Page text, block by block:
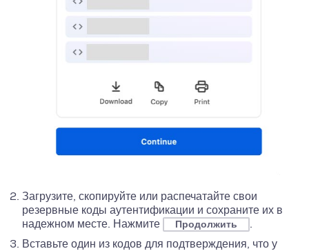
Загрузите, скопируйте или распечатайте свои
резервные коды аутентификации и сохраните их в
надежном месте. Нажмите
Продолжить
.
Вставьте один из кодов для подтверждения, что у